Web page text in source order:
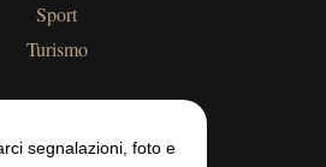
Sport
Turismo
segnalazioni, foto e